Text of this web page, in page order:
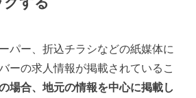
パー、折込チラシなどの紙媒体に
ーの求人情報が掲載されているこ
場合、地元の情報を中心に掲載し